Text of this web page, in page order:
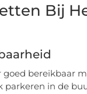
Bij
goed bereikbaar
parkeren in de